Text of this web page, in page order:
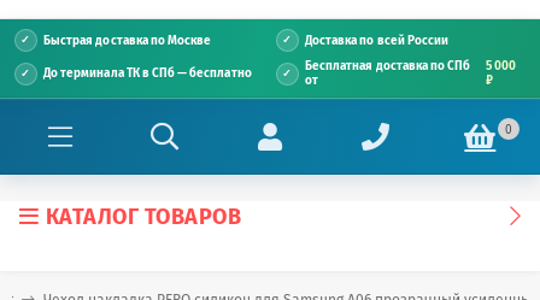
Быстрая доставка по Москве Доставка по всей России
До терминала ТК в СПб — бесплатно
Бесплатная доставка по СПб
от
5 000
₽
0
КАТАЛОГ ТОВАРОВ